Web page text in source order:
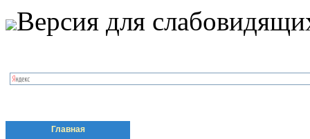
Версия для
Главная